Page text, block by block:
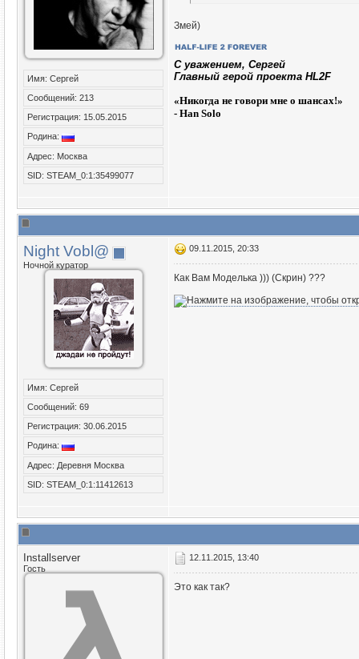
Имя: Сергей
Сообщений: 213
Регистрация: 15.05.2015
Родина:
Адрес: Москва
SID: STEAM_0:1:35499077
Змей)
C уважением, Сергей
Главный герой проекта HL2F
«Никогда не говори мне о шансах!»
- Han Solo
Night Vobl@
Ночной куратор
Имя: Сергей
Сообщений: 69
Регистрация: 30.06.2015
Родина:
Адрес: Деревня Москва
SID: STEAM_0:1:11412613
09.11.2015, 20:33
Как Вам Моделька ))) (Скрин) ???
Installserver
Гость
12.11.2015, 13:40
Это как так?